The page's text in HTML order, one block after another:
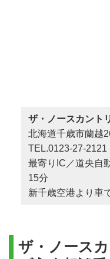
ザ・ノースカント
北海道千歳市蘭越
TEL.0123-27-2121
最寄りIC／道央自
15分
新千歳空港より車
ザ・ノース